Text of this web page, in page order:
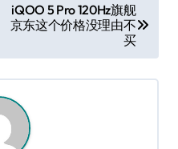
iQOO 5 Pro 120Hz旗舰
京东这个价格没理由不
买